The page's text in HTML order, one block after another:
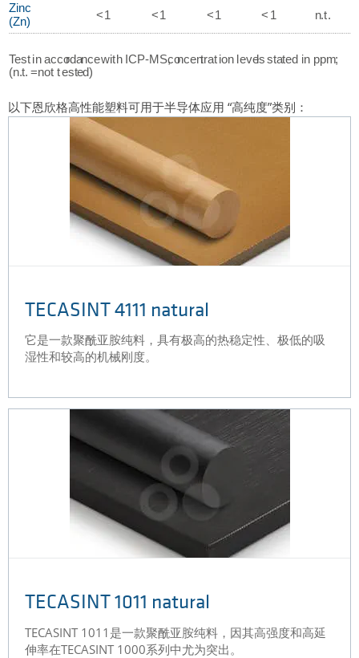
以下恩欣格高性能塑料可用于半导体应用 “高纯度”类别：
TECASINT 4111 natural
它是一款聚酰亚胺纯料，具有极高的热稳定性、极低的吸
湿性和较高的机械刚度。
TECASINT 1011 natural
TECASINT 1011是一款聚酰亚胺纯料，因其高强度和高延
伸率在TECASINT 1000系列中尤为突出。